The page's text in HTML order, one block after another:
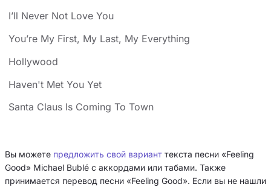
I’ll Never Not Love You
You’re My First, My Last, My Everything
Hollywood
Haven't Met You Yet
Santa Claus Is Coming To Town
Вы можете предложить свой вариант текста песни «Feeling
Good» Michael Bublé с аккордами или табами. Также
принимается перевод песни «Feeling Good». Если вы не нашли